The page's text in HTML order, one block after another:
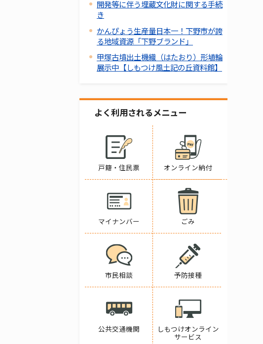
開発等に伴う埋蔵文化財に関する手続
き
かんぴょう生産量日本一！下野市が誇
る地域資源「下野ブランド」
甲塚古墳出土機織（はたおり）形埴輪
展示中【しもつけ風土記の丘資料館】
よく利用されるメニュー
戸籍・住民票 オンライン納付
マイナンバー ごみ
市民相談 予防接種
公共交通機関
しもつけオンライン
サービス